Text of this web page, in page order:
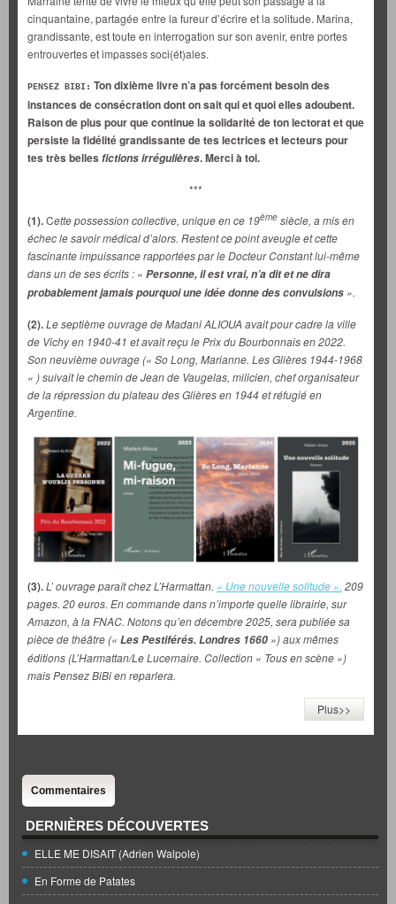
cinquantaine, partagée entre la fureur d’écrire et la solitude. Marina,
grandissante, est toute en interrogation sur son avenir, entre portes
entrouvertes et impasses soci(ét)ales.
PENSEZ BIBI: Ton dixième livre n’a pas forcément besoin des
instances de consécration dont on sait qui et quoi elles adoubent.
Raison de plus pour que continue la solidarité de ton lectorat et que
persiste la fidélité grandissante de tes lectrices et lecteurs pour
tes très belles fictions irrégulières. Merci à toi.
***
(1).Cette possession collective, unique en ce 19ème siècle, a mis en
échec le savoir médical d’alors. Restent ce point aveugle et cette
fascinante impuissance rapportées par le Docteur Constant lui-même
dans un de ses écrits : « Personne, il est vrai, n’a dit et ne dira
probablement jamais pourquoi une idée donne des convulsions ».
(2).Leseptième ouvrage de Madani ALIOUA avait pour cadre la ville
de Vichy en 1940-41 et avait reçu le Prix du Bourbonnais en 2022.
Son neuvième ouvrage (« So Long, Marianne. Les Glières 1944-1968
« ) suivait le chemin de Jean de Vaugelas, milicien, chef organisateur
de la répression du plateau des Glières en 1944 et réfugié en
Argentine.
(3).L’ ouvrage paraît chez L’Harmattan. « Une nouvelle solitude ». 209
pages. 20 euros. En commande dans n’importe quelle librairie, sur
Amazon, à la FNAC. Notons qu’en décembre 2025, sera publiée sa
pièce de théâtre (« Les Pestiférés. Londres 1660 ») aux mêmes
éditions (L’Harmattan/Le Lucernaire. Collection « Tous en scène »)
mais Pensez BiBi en reparlera.
Plus>>
Commentaires
DERNIÈRES DÉCOUVERTES
ELLE ME DISAIT (Adrien Walpole)
En Forme de Patates